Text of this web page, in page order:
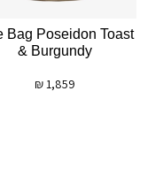
Bag Poseidon Toast
& Burgundy
1,859
₪